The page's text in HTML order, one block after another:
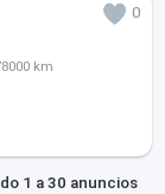
0
km
1 a 30 anuncios